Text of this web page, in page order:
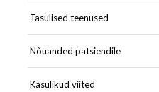
Tasulised teenused
Nõuanded patsiendile
Kasulikud viited